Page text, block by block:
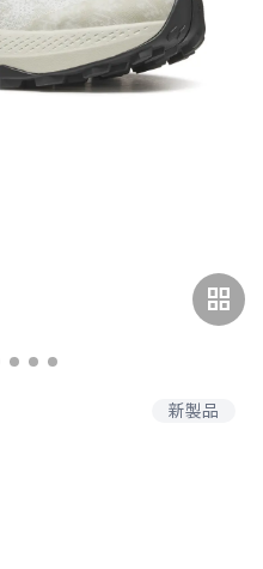
grid_view
新製品